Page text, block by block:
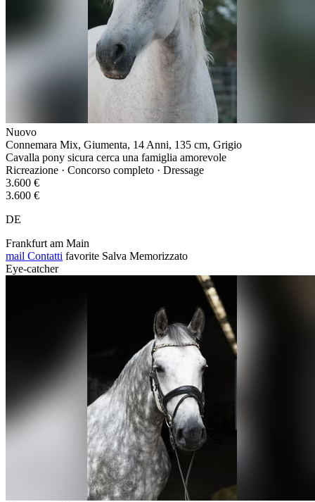
Nuovo
Connemara Mix, Giumenta, 14 Anni, 135 cm, Grigio
Cavalla pony sicura cerca una famiglia amorevole
Ricreazione · Concorso completo · Dressage
3.600 €
3.600 €
DE
Frankfurt am Main
mail Contatti favorite Salva Memorizzato
Eye-catcher